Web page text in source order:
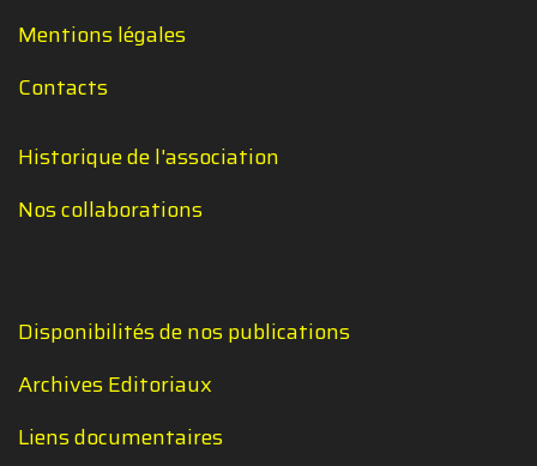
Mentions légales
Contacts
Historique de l'association
Nos collaborations
Disponibilités de nos publications
Archives Editoriaux
Liens documentaires